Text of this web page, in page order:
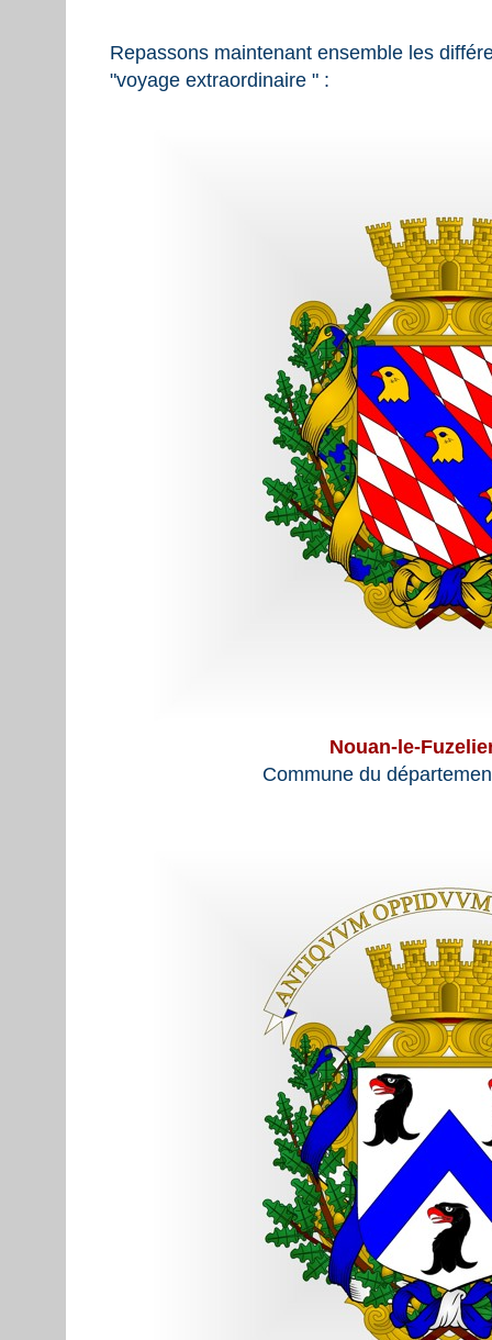
Repassons maintenant ensemble les
"voyage extraordinaire " :
Nouan-le-
Commune du